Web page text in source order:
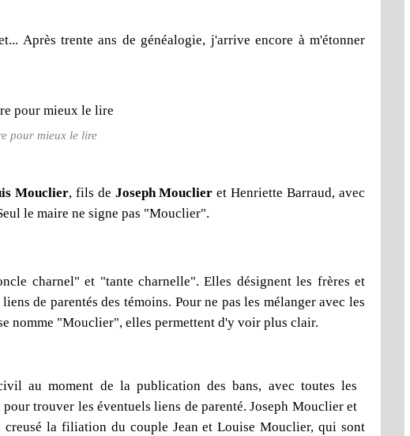
Après trente ans de généalogie, j'arrive encore à m'étonner
pour mieux le lire
Mouclier, fils de Joseph Mouclier et Henriette Barraud, avec
le maire ne signe pas "Mouclier".
charnel" et "tante charnelle". Elles désignent les frères et
de parentés des témoins. Pour ne pas les mélanger avec les
nomme "Mouclier", elles permettent d'y voir plus clair.
au moment de la publication des bans, avec toutes les
trouver les éventuels liens de parenté. Joseph Mouclier et
la filiation du couple Jean et Louise Mouclier, qui sont